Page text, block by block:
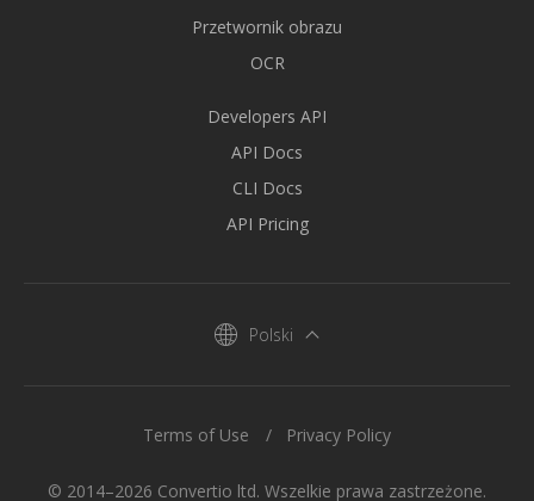
Przetwornik obrazu
OCR
Developers API
API Docs
CLI Docs
API Pricing
Polski
© 2014–2026 Convertio ltd. Wszelkie prawa zastrzeżone.
Terms of Use Privacy Policy